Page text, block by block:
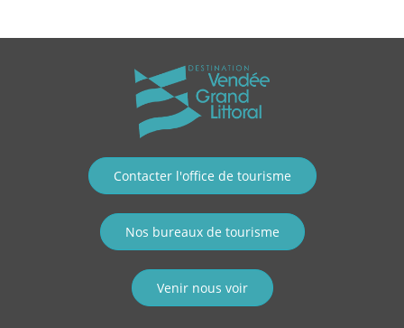
Contacter l'office de tourisme
Nos bureaux de tourisme
Venir nous voir